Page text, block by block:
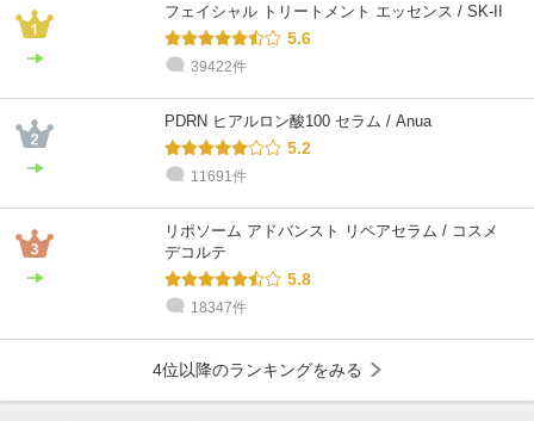
フェイシャル トリートメント エッセンス / SK-II
5.6
39422件
PDRN ヒアルロン酸100 セラム / Anua
5.2
11691件
リポソーム アドバンスト リペアセラム / コスメ
デコルテ
5.8
18347件
4位以降のランキングをみる